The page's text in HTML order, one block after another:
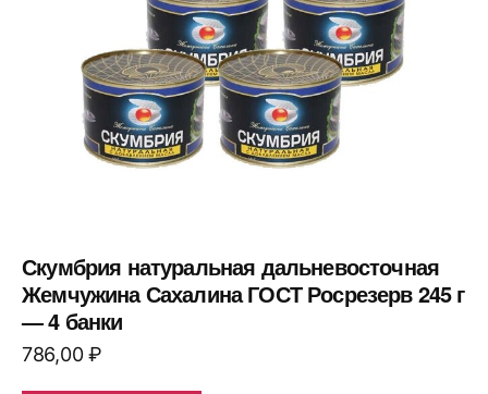
Скумбрия натуральная дальневосточная
Жемчужина Сахалина ГОСТ Росрезерв 245 г
— 4 банки
786,00₽